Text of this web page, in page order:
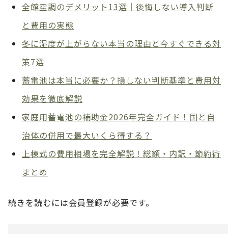
全館空調のデメリット13選｜後悔しない導入判断
と費用の実態
冬に湿度が上がらない本当の理由と今すぐできる対
策7選
蓄電池は本当に必要か？損しない判断基準と費用対
効果を徹底解説
家庭用蓄電池の補助金2026年完全ガイド！国と自
治体の併用で最大いくら得する？
上棟式の費用相場を完全解説！総額・内訳・節約術
まとめ
続きを読むには会員登録が必要です。